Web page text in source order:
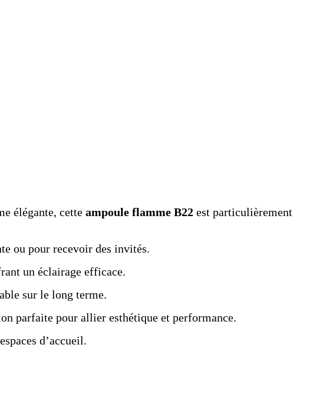
élégante, cette ampoule flamme B22 est particulièrement
ou pour recevoir des invités.
un éclairage efficace.
sur le long terme.
parfaite pour allier esthétique et performance.
d’accueil.